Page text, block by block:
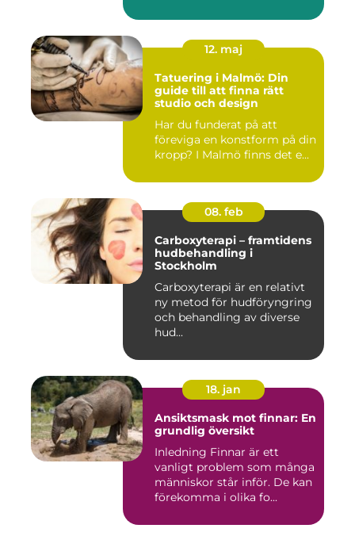
12. maj
Tatuering i Malmö: Din
guide till att finna rätt
studio och design
Har du funderat på att
föreviga en konstform på din
kropp? I Malmö finns det e...
08. feb
Carboxyterapi – framtidens
hudbehandling i
Stockholm
Carboxyterapi är en relativt
ny metod för hudföryngring
och behandling av diverse
hud...
18. jan
Ansiktsmask mot finnar: En
grundlig översikt
Inledning Finnar är ett
vanligt problem som många
människor står inför. De kan
förekomma i olika fo...